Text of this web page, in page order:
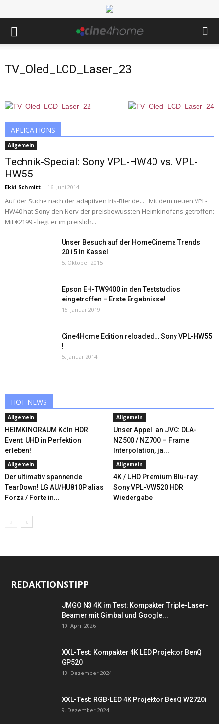
TV_Oled_LCD_Laser_23
APLICATIONS
Allgemein
Technik-Special: Sony VPL-HW40 vs. VPL-
HW55
Ekki Schmitt - 16. Juni 2014
Auf der Suche nach der adaptiven Iris-Blende... Mit dem neuen VPL-
HW40 hat Sony den Nerv der preisbewussten Heimkinofans getroffen:
Mit €2199.- liegt er im preislich...
Unser Besuch auf der HomeCinema Trends
2015 in Kassel
5. Oktober 2015
Epson EH-TW9400 in den Teststudios
eingetroffen – Erste Ergebnisse!
15. Januar 2019
Cine4Home Edition reloaded… Sony VPL-HW55
!
5. Januar 2014
HOT NEWS
Allgemein
HEIMKINORAUM Köln HDR
Event: UHD in Perfektion
erleben!
Allgemein
Unser Appell an JVC: DLA-
NZ500 / NZ700 – Frame
Interpolation, ja...
Allgemein
Der ultimativ spannende
TearDown! LG AU/HU810P alias
Forza / Forte in...
Allgemein
4K / UHD Premium Blu-ray:
Sony VPL-VW520 HDR
Wiedergabe
REDAKTIONSTIPP
JMGO N3 4K im Test: Kompakter Triple-Laser-
Beamer mit Gimbal und Google...
10. April 2026
XXL-Test: Kompakter 4K LED Projektor BenQ
GP520
13. Dezember 2024
XXL-Test: RGB-LED 4K Projektor BenQ W2720i
9. Dezember 2024